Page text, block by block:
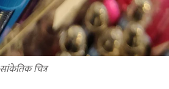
सांकेतिक चित्र